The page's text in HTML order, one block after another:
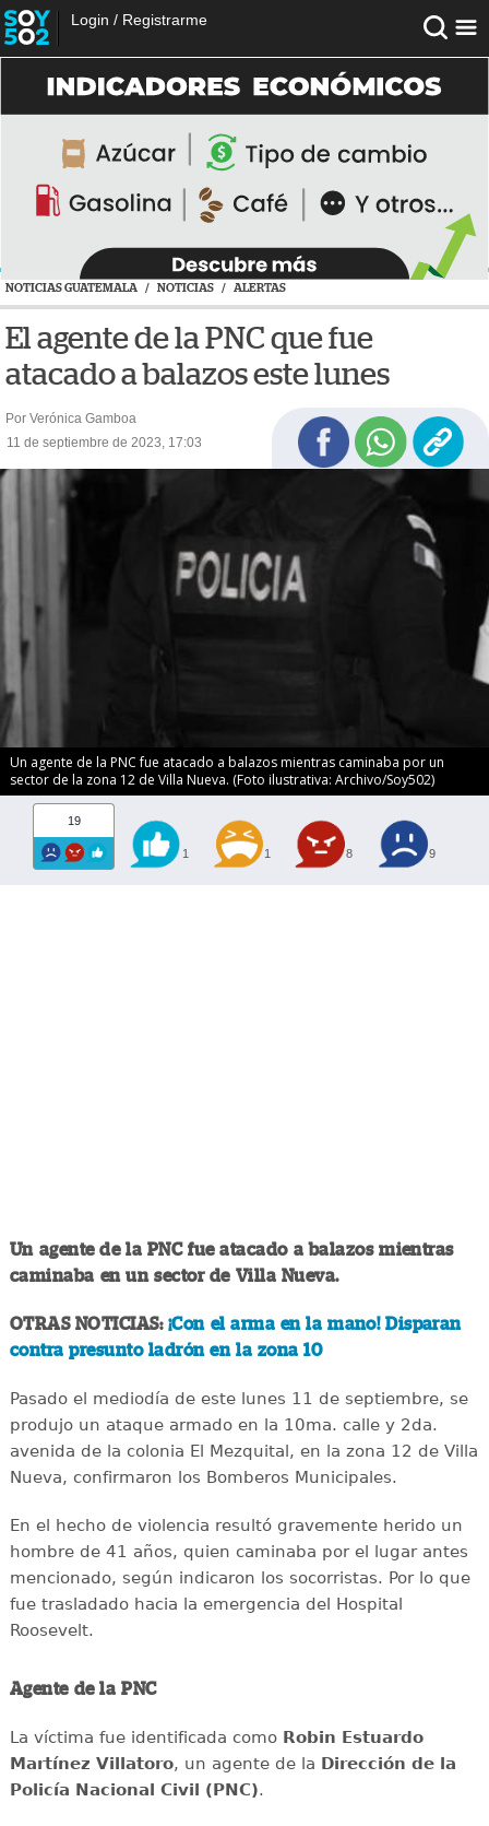
Login / Registrarme
NOTICIAS GUATEMALA / NOTICIAS / ALERTAS
El agente de la PNC que fue
atacado a balazos este lunes
Por Verónica Gamboa
11 de septiembre de 2023, 17:03
Un agente de la PNC fue atacado a balazos mientras caminaba por un
sector de la zona 12 de Villa Nueva. (Foto ilustrativa: Archivo/Soy502)
19
1 1 8 9
Un agente de la PNC fue atacado a balazos mientras
caminaba en un sector de Villa Nueva.
OTRAS NOTICIAS: ¡Con el arma en la mano! Disparan
contra presunto ladrón en la zona 10
Pasado el mediodía de este lunes 11 de septiembre, se
produjo un ataque armado en la 10ma. calle y 2da.
avenida de la colonia El Mezquital, en la zona 12 de Villa
Nueva, confirmaron los Bomberos Municipales.
En el hecho de violencia resultó gravemente herido un
hombre de 41 años, quien caminaba por el lugar antes
mencionado, según indicaron los socorristas. Por lo que
fue trasladado hacia la emergencia del Hospital
Roosevelt.
Agente de la PNC
La víctima fue identificada como Robin Estuardo
Martínez Villatoro, un agente de la Dirección de la
Policía Nacional Civil (PNC).